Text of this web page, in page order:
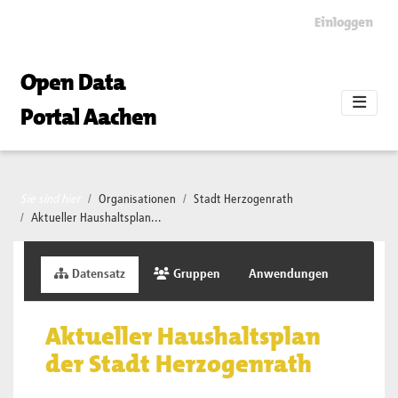
Einloggen
Open Data
Portal Aachen
Organisationen
Stadt Herzogenrath
Aktueller Haushaltsplan...
Datensatz Gruppen Anwendungen
Aktueller Haushaltsplan
der Stadt Herzogenrath